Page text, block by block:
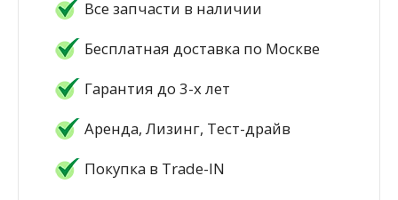
Все запчасти в наличии
Бесплатная доставка по Москве
Гарантия до 3-х лет
Аренда, Лизинг, Тест-драйв
Покупка в Trade-IN